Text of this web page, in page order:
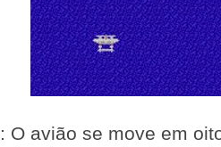
: O avião se move em